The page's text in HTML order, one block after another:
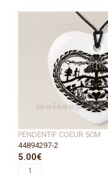
PENDENTIF COEUR 5CM
44894297-2
5.00€